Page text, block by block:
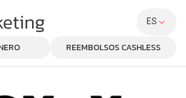
ES
REEMBOLSOS CASHLESS